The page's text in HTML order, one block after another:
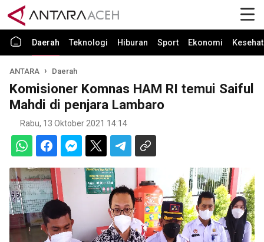
Daerah Teknologi Hiburan Sport Ekonomi
ANTARA Daerah
Komisioner Komnas HAM RI temui Saiful
Mahdi di penjara Lambaro
Rabu, 13 Oktober 2021 14:14